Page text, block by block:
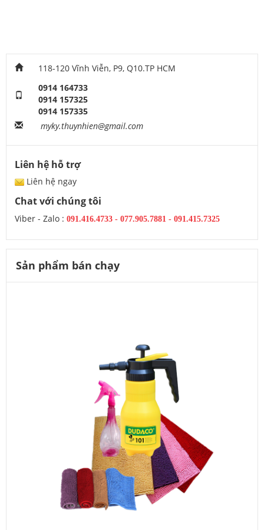
118-120 Vĩnh Viễn, P9, Q10.TP HCM
0914 164733
0914 157325
0914 157335
myky.thuynhien@gmail.com
Liên hệ hỗ trợ
Liên hệ ngay
Chat với chúng tôi
Viber - Zalo : 091.416.4733 - 077.905.7881 - 091.415.7325
Sản phẩm bán chạy